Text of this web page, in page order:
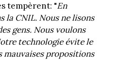
tempèrent: "En
la CNIL. Nous ne lisons
gens. Nous voulons
technologie évite le
mauvaises propositions